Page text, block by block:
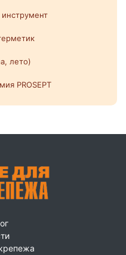
лето)
PROSEPT